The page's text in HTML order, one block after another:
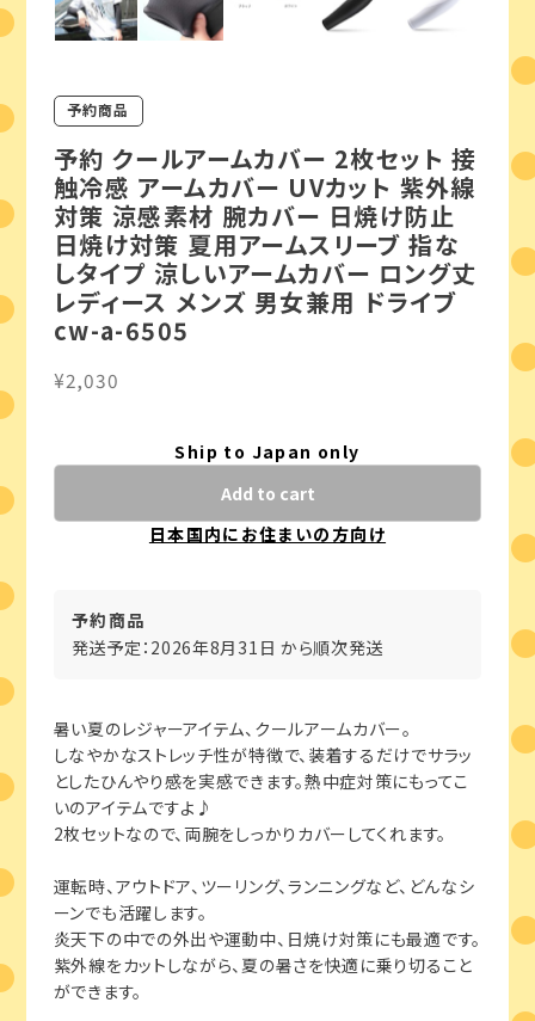
予約商品
予約 クールアームカバー 2枚セット 接
触冷感 アームカバー UVカット 紫外線
対策 涼感素材 腕カバー 日焼け防止
日焼け対策 夏用アームスリーブ 指な
しタイプ 涼しいアームカバー ロング丈
レディース メンズ 男女兼用 ドライブ
cw-a-6505
¥2,030
Ship to Japan only
Add to cart
日本国内にお住まいの方向け
予約商品
発送予定：2026年8月31日 から順次発送
暑い夏のレジャーアイテム、クールアームカバー。
しなやかなストレッチ性が特徴で、装着するだけでサラッ
としたひんやり感を実感できます。熱中症対策にもってこ
いのアイテムですよ♪
2枚セットなので、両腕をしっかりカバーしてくれます。
運転時、アウトドア、ツーリング、ランニングなど、どんなシ
ーンでも活躍します。
炎天下の中での外出や運動中、日焼け対策にも最適です。
紫外線をカットしながら、夏の暑さを快適に乗り切ること
ができます。